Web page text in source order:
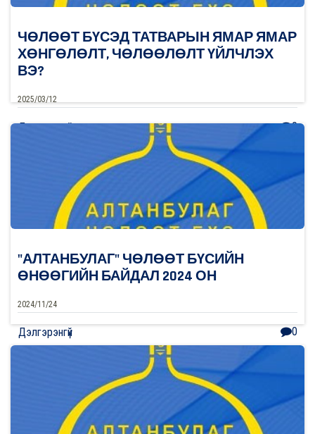
ЧӨЛӨӨТ БҮСЭД ТАТВАРЫН ЯМАР ЯМАР
ХӨНГӨЛӨЛТ, ЧӨЛӨӨЛӨЛТ ҮЙЛЧЛЭХ
ВЭ?
2025/03/12
Дэлгэрэнгүй 0
"АЛТАНБУЛАГ" ЧӨЛӨӨТ БҮСИЙН
ӨНӨӨГИЙН БАЙДАЛ 2024 ОН
2024/11/24
Дэлгэрэнгүй 0